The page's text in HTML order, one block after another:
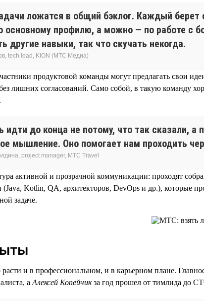
ложатся в общий бэклог. Каждый
основному профилю, а можно — по работе с
другие навыки, так что скучать некогда.
tech lead, KION (МТС Медиа)
продуктовой команды могут предлагать свои
без лишних согласований. Само собой, в такую команду
идти до конца не потому, что так сказали,
мышление. Оно помогает нам проходить
project manager, МТС Travel
активной и прозрачной коммуникации: проходят
(Java, Kotlin, QA, архитекторов, DevOps и др.),
задаче.
и в профессиональном, и в карьерном плане.
а Алексей Копейчикза год прошел от тимлида до